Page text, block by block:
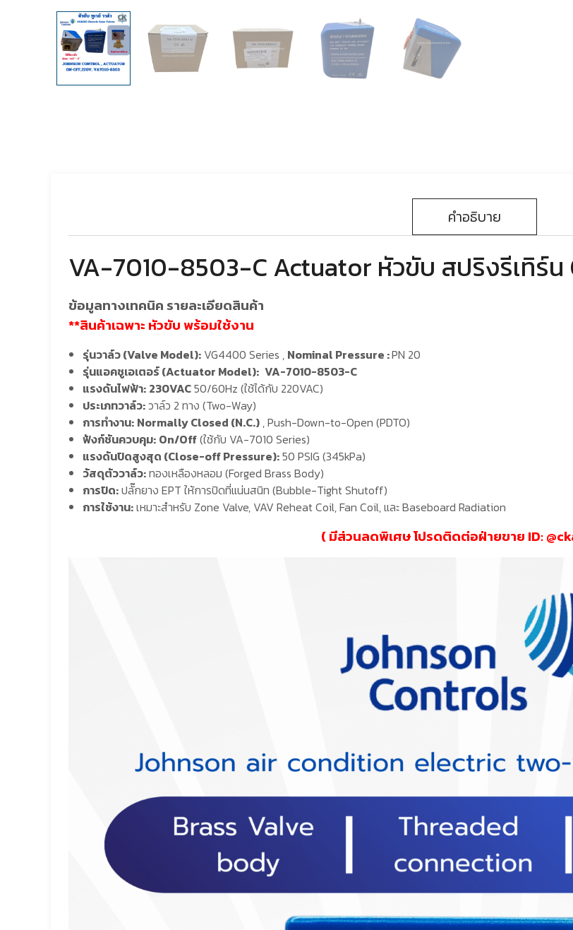
คำอธิบาย
VA-7010-8503-C Actuator หัวขับ สปริงรีเทิร์น
ข้อมูลทางเทคนิค รายละเอียดสินค้า
**สินค้าเฉพาะ หัวขับ พร้อมใช้งาน
รุ่นวาล์ว (Valve Model): VG4400 Series , Nominal Pressure :PN 20
รุ่นแอคชูเอเตอร์ (Actuator Model): VA-7010-8503-C
แรงดันไฟฟ้า: 230VAC50/60Hz (ใช้ได้กับ 220VAC)
ประเภทวาล์ว:วาล์ว 2 ทาง (Two-Way)
การทำงาน: Normally Closed (N.C.) , Push-Down-to-Open (PDTO)
ฟังก์ชันควบคุม: On/Off(ใช้กับ VA-7010 Series)
แรงดันปิดสูงสุด (Close-off Pressure):50 PSIG (345kPa)
วัสดุตัววาล์ว:ทองเหลืองหลอม (Forged Brass Body)
การปิด:ปลั๊กยาง EPT ให้การปิดที่แน่นสนิท (Bubble-Tight Shutoff)
การใช้งาน:เหมาะสำหรับ Zone Valve, VAV Reheat Coil, Fan Coil, และ Baseboard Radiation
( มีส่วนลดพิเศษ โปรดติดต่อฝ่ายขาย ID: @